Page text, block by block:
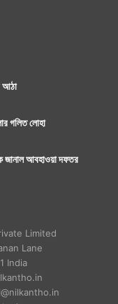
আঠা
গলিত লোহা
জানাল আবহাওয়া দফতর
Limited
Lane
India